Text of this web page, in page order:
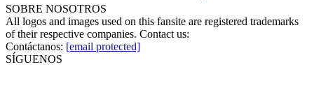
SOBRE NOSOTROS
All logos and images used on this fansite are registered trademarks
of their respective companies. Contact us:
Contáctanos: [email protected]
SÍGUENOS